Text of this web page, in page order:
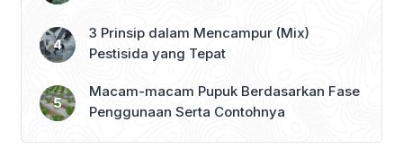
3 Prinsip dalam Mencampur (Mix)
Pestisida yang Tepat
Macam-macam Pupuk Berdasarkan Fase
Penggunaan Serta Contohnya